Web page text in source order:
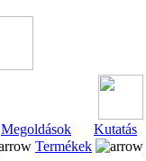
Megoldások Kutatás
Termékek